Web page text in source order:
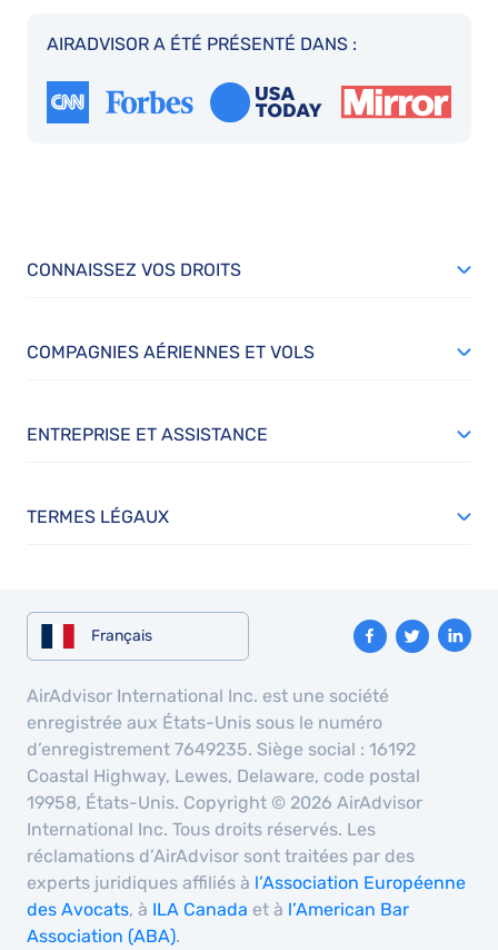
AIRADVISOR A ÉTÉ PRÉSENTÉ DANS :
CONNAISSEZ VOS DROITS
COMPAGNIES AÉRIENNES ET VOLS
ENTREPRISE ET ASSISTANCE
TERMES LÉGAUX
Français
AirAdvisor International Inc. est une société
enregistrée aux États-Unis sous le numéro
d’enregistrement 7649235. Siège social : 16192
Coastal Highway, Lewes, Delaware, code postal
19958, États-Unis. Copyright © 2026 AirAdvisor
International Inc. Tous droits réservés. Les
réclamations d’AirAdvisor sont traitées par des
experts juridiques affiliés à l’Association Européenne
des Avocats, à ILA Canada et à l’American Bar
Association (ABA).